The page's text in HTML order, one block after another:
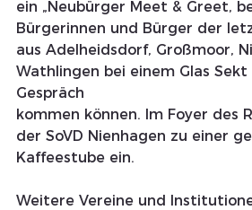
ein „Neubürger Meet & Greet,
Bürgerinnen und Bürger der
aus Adelheidsdorf, Großmoor,
Wathlingen bei einem Glas
Gespräch
kommen können. Im Foyer des
der SoVD Nienhagen zu einer
Kaffeestube ein.
Weitere Vereine und